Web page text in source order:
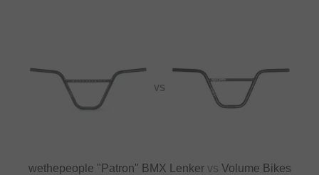
VS
wethepeople "Patron" BMX Lenker vs Volume Bikes